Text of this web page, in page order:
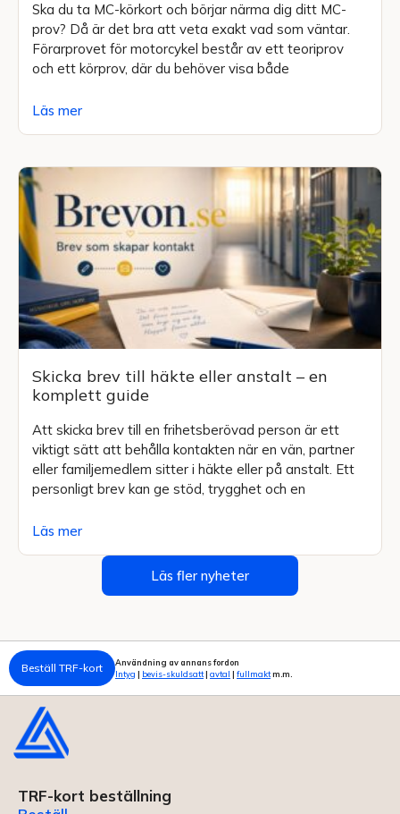
Ska du ta MC-körkort och börjar närma dig ditt MC-
prov? Då är det bra att veta exakt vad som väntar.
Förarprovet för motorcykel består av ett teoriprov
och ett körprov, där du behöver visa både
Läs mer
Skicka brev till häkte eller anstalt – en
komplett guide
Att skicka brev till en frihetsberövad person är ett
viktigt sätt att behålla kontakten när en vän, partner
eller familjemedlem sitter i häkte eller på anstalt. Ett
personligt brev kan ge stöd, trygghet och en
Läs mer
Läs fler nyheter
Beställ TRF-kort
Användning av annans fordon
Intyg | bevis-skuldsatt| avtal | fullmaktm.m.
TRF-kort beställning